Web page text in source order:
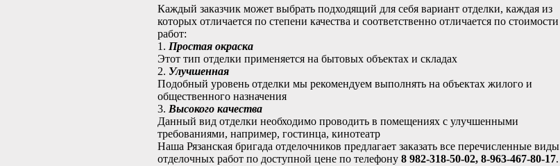
Каждый заказчик может выбрать подходящий для себя вариант отделки, каждая из
которых отличается по степени качества и соответственно отличается по стоимости
работ:
1. Простая окраска
Этот тип отделки применяется на бытовых объектах и складах
2. Улучшенная
Подобный уровень отделки мы рекомендуем выполнять на объектах жилого и
общественного назначения
3. Высокого качества
Данный вид отделки необходимо проводить в помещениях с улучшенными
требованиями, например, гостинца, кинотеатр
Наша Рязанская бригада отделочников предлагает заказать все перечисленные виды
отделочных работ по доступной цене по телефону 8 982-318-50-02, 8-963-467-80-17.